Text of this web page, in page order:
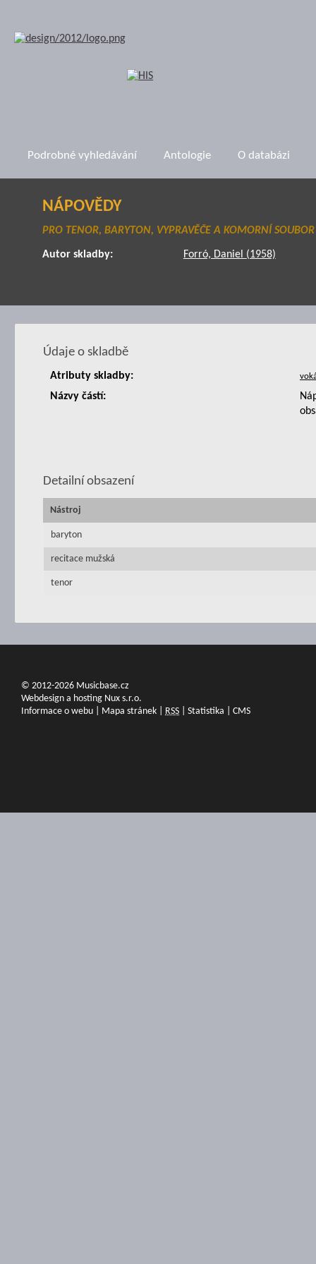
Podrobné vyhledávání Antologie O databázi
NÁPOVĚDY
PRO TENOR, BARYTON, VYPRAVĚČE A KOMORNÍ
Autor skladby: Forró, Daniel (1958)
Údaje o skladbě
Atributy skladby:
Názvy částí:
Detailní obsazení
Nástroj
baryton
recitace mužská
tenor
© 2012-2026 Musicbase.cz
Webdesign a hosting Nux s.r.o.
Informace o webu
Mapa stránek RSS Statistika CMS